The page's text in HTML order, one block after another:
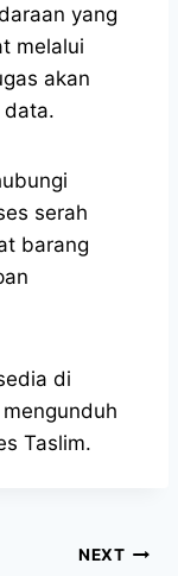
yang
melalui
akan
data.
serah
barang
di
Taslim.
NEXT